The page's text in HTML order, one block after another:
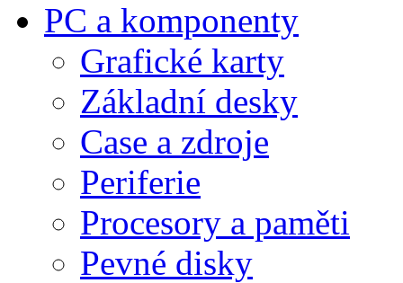
PC a komponenty
Grafické karty
Základní desky
Case a zdroje
Periferie
Procesory a paměti
Pevné disky